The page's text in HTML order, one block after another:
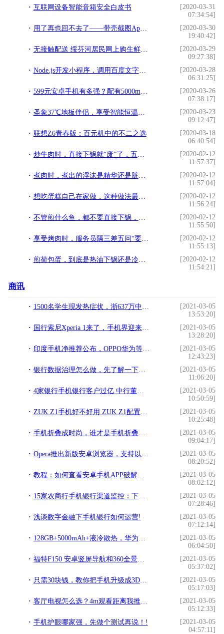
互联网设备智能音箱安全白皮书
[2020-03-31
07:34:54]
用了再也回不去了——带壳截图App推荐
[2020-03-30
19:40:42]
无接触配送 绥芬河居民网上购生鲜免费送到家
[2020-03-29
09:27:38]
Node.js开发小程序，调用百度文字识别接口实现图文识别
[2020-03-28
06:31:25]
599元安卓手机有多强？配有5000mAh电池，支持18W快充
[2020-03-26
07:38:17]
圣象37℃地板伴侣，享受智能恒温的舒适感
[2020-03-23
09:12:47]
联想Z6青春版：百元机中的不二之选
[2020-03-18
06:40:54]
炒牛肉时，直接下锅就“废”了，五星级厨师教你这么做
[2020-02-12
11:57:37]
煮肉时，煮出的浮沫是精华还是脏东西，需要撇去吗？涨知识
[2020-02-12
11:57:04]
想吃蛋糕自己在家做，这种做法最好吃，简单易学，松软又香甜
[2020-02-12
11:56:24]
不管煎什么鱼，都不要直接下锅，多加这几步，不破皮不粘锅
[2020-02-12
11:55:50]
享受烤肉时，服务员隔三差五问“要不要换纸”，内行人秒懂
[2020-02-12
11:55:13]
煎荷包蛋，到底是热油下锅还是冷油下锅？网友：解决了万年难题
[2020-02-12
11:54:21]
商讯
1500名学生现发热症状，浙637万中小学生已返校!
[2021-03-05
13:53:20]
国行索尼Xperia 1来了，手机界迎来一股清流！!
[2021-03-05
13:28:20]
印度手机净推荐公布，OPPO华为等国产品牌霸榜前三!
[2021-03-05
12:43:23]
银行数据治理怎么做，先了解一下元数据管理在银行业务中的应用!
[2021-03-05
11:06:20]
4家银行手机银行客户过亿 中行董事长亲自邀请体验!
[2021-03-05
10:50:59]
ZUK Z1手机好不好用 ZUK Z1配置价格介绍!
[2021-03-05
10:25:48]
手机折叠成时尚，谁才是手机折叠之王？结局在意料之中!
[2021-03-05
09:04:17]
Opera推出新版安卓浏览器，支持以太坊和DApp!
[2021-03-05
08:20:52]
教程：如何查看安卓手机APP破解的wifi密码！!
[2021-03-05
08:02:12]
15家农商行手机银行渠道监控：下载量相差300倍 新旧版本五世同堂!
[2021-03-05
07:28:46]
浅谈数字金融下手机银行如何运营!
[2021-03-05
07:12:14]
128GB+5000mAh+液冷散热，华为大屏大电池手机，从3199跌至1899!
[2021-03-05
06:04:50]
福特F150 安卓竖屏导航和360全景行车记录仪!
[2021-03-05
05:37:02]
只需30块钱，教你把手机升级成3D手机!
[2021-03-05
05:17:03]
客厅电视怎么选？4m观看距离我推荐85吋巨幕电视!
[2021-03-05
05:12:33]
手机护眼哪家强，先做个测试再说！!
[2021-03-05
04:57:11]